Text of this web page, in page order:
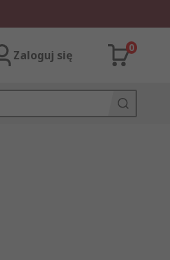
Zaloguj się
0